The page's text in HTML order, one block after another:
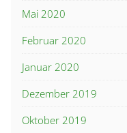
Mai 2020
Februar 2020
Januar 2020
Dezember 2019
Oktober 2019